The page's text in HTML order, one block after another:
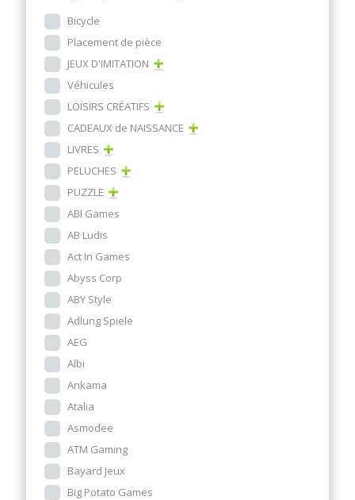
Bicycle
Placement de pièce
JEUX D'IMITATION
Véhicules
LOISIRS CRÉATIFS
CADEAUX de NAISSANCE
LIVRES
PELUCHES
PUZZLE
ABI Games
AB Ludis
Act In Games
Abyss Corp
ABY Style
Adlung Spiele
AEG
Albi
Ankama
Atalia
Asmodee
ATM Gaming
Bayard Jeux
Big Potato Games